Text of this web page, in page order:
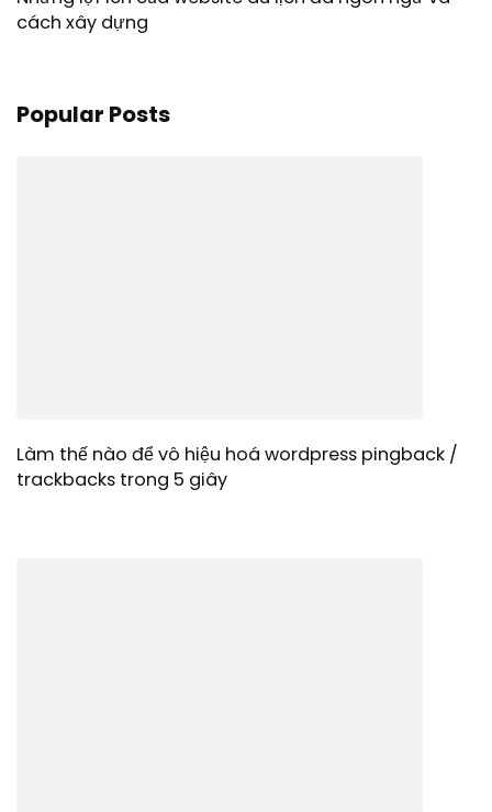
cách xây dựng
Popular Posts
Làm thế nào để vô hiệu hoá wordpress pingback /
trackbacks trong 5 giây